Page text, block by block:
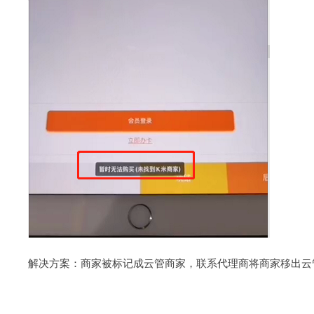
解决方案：商家被标记成云管商家，联系代理商将商家移出云